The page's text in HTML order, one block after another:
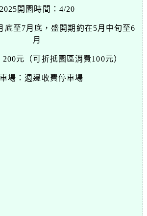
2025開園時間：4/20
底至7月底，盛開期約在5月中旬至6
月
元（可折抵園區消費100元）
場：週邊收費停車場